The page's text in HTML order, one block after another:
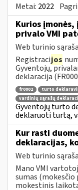
Metai: 2022
Kurios
privalo VMI
Web turinio
Registracijos
Gyventojų,
deklaracija (FR000
fr0002 turto
vardinių sąrašų
Gyventojų turto
deklaruoti turtą,
Kur rasti
deklaracijas,
Web turinio
Mano VMI
sumas
mokestinis